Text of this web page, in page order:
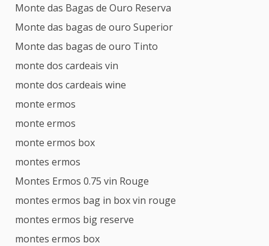
Monte das Bagas de Ouro Reserva
Monte das bagas de ouro Superior
Monte das bagas de ouro Tinto
monte dos cardeais vin
monte dos cardeais wine
monte ermos
monte ermos
monte ermos box
montes ermos
Montes Ermos 0.75 vin Rouge
montes ermos bag in box vin rouge
montes ermos big reserve
montes ermos box